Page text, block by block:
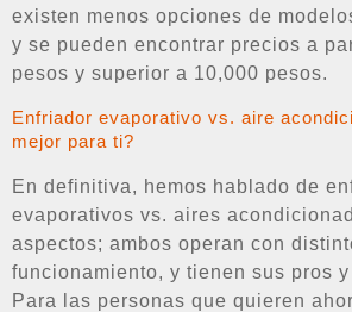
existen menos opciones de
y se pueden encontrar precios a
pesos y superior a 10,000 pesos.
Enfriador evaporativo vs. aire
mejor para ti?
En definitiva, hemos hablado de
evaporativos vs. aires
aspectos; ambos operan con
funcionamiento, y tienen sus pros
Para las personas que quieren